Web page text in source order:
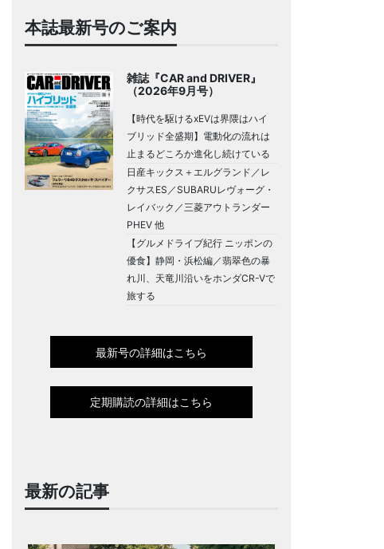
本誌最新号のご案内
雑誌『CAR and DRIVER』
（2026年9月号）
【時代を駆けるxEVは界隈はハイ
ブリッド全盛期】電動化の流れは
止まるどころか進化し続けている
日産キックス＋エルグランド／レ
クサスES／SUBARUレヴォーグ・
レイバック／三菱アウトランダー
PHEV 他
【グルメドライブ紀行 ニッポンの
優食】静岡・浜松編／翡翠色の暴
れ川、天竜川沿いをホンダCR-Vで
旅する
最新号の詳細はこちら
定期購読の詳細はこちら
最新の記事